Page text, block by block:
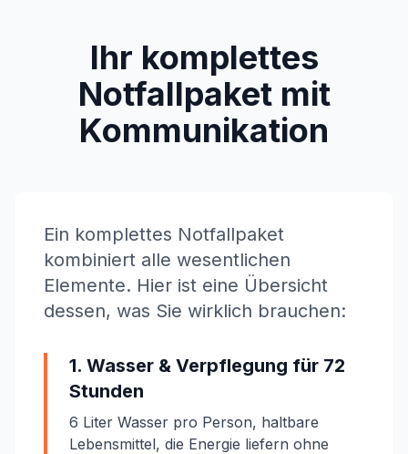
Ihr komplettes
Notfallpaket mit
Kommunikation
Ein komplettes Notfallpaket
kombiniert alle wesentlichen
Elemente. Hier ist eine Übersicht
dessen, was Sie wirklich brauchen:
1. Wasser & Verpflegung für 72
Stunden
6 Liter Wasser pro Person, haltbare
Lebensmittel, die Energie liefern ohne